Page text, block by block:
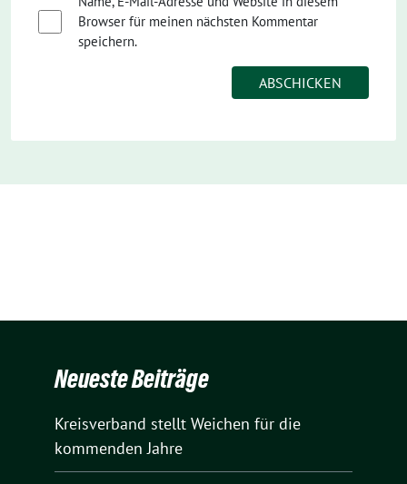
Browser für meinen nächsten Kommentar
speichern.
Neueste Beiträge
Kreisverband stellt Weichen für die
kommenden Jahre